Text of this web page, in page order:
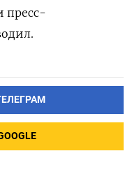
пресс-